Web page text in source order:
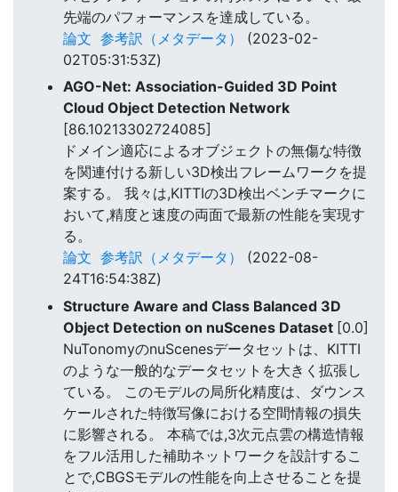
先端のパフォーマンスを達成している。
論文 参考訳（メタデータ）
(2023-02-
02T05:31:53Z)
AGO-Net: Association-Guided 3D Point
Cloud Object Detection Network
[86.10213302724085]
ドメイン適応によるオブジェクトの無傷な特徴
を関連付ける新しい3D検出フレームワークを提
案する。 我々は,KITTIの3D検出ベンチマークに
おいて,精度と速度の両面で最新の性能を実現す
る。
論文 参考訳（メタデータ）
(2022-08-
24T16:54:38Z)
Structure Aware and Class Balanced 3D
Object Detection on nuScenes Dataset [0.0]
NuTonomyのnuScenesデータセットは、KITTI
のような一般的なデータセットを大きく拡張し
ている。 このモデルの局所化精度は、ダウンス
ケールされた特徴写像における空間情報の損失
に影響される。 本稿では,3次元点雲の構造情報
をフル活用した補助ネットワークを設計するこ
とで,CBGSモデルの性能を向上させることを提